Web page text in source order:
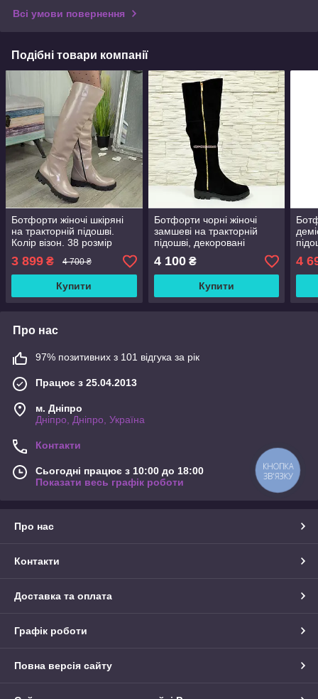
Всі умови повернення
Подібні товари компанії
Ботфорти жіночі шкіряні
на тракторній підошві.
Колір візон. 38 розмір
3 899 ₴ 4 700 ₴
Купити
Ботфорти чорні жіночі
замшеві на тракторній
підошві, декоровані
4 100₴
Купити
4
Про нас
97% позитивних з 101 відгука за рік
Працює з 25.04.2013
м. Дніпро
Дніпро, Дніпро, Україна
Контакти
Сьогодні працює з 10:00 до 18:00
Показати весь графік роботи
Про нас
Контакти
Доставка та оплата
Графік роботи
Повна версія сайту
КНОПКА
ЗВ'ЯЗКУ